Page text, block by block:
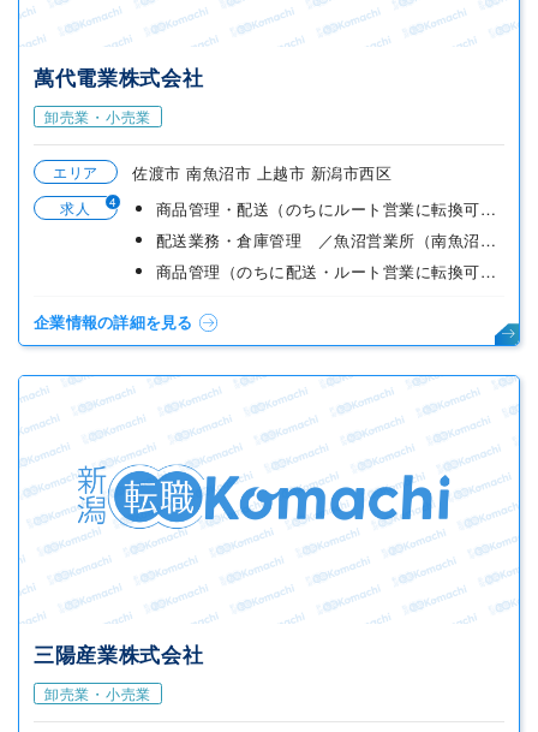
萬代電業株式会社
卸売業・小売業
エリア 佐渡市 南魚沼市 上越市 新潟市西区
求人 4
商品管理・配送（のちにルート営業に転換可能）／佐渡営業所
配送業務・倉庫管理 ／魚沼営業所（南魚沼市目来田）
商品管理（のちに配送・ルート営業に転換可能）／高田営業所
企業情報の詳細を見る
三陽産業株式会社
卸売業・小売業